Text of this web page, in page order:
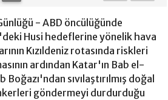
- ABD öncülüğünde
Husi hedeflerine yönelik hava
Kızıldeniz rotasında riskleri
ardından Katar'ın Bab el-
Boğazı'ndan sıvılaştırılmış doğal
göndermeyi durdurduğu